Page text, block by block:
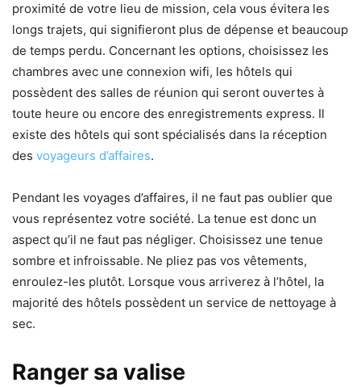
proximité de votre lieu de mission, cela vous évitera les
longs trajets, qui signifieront plus de dépense et beaucoup
de temps perdu. Concernant les options, choisissez les
chambres avec une connexion wifi, les hôtels qui
possèdent des salles de réunion qui seront ouvertes à
toute heure ou encore des enregistrements express. Il
existe des hôtels qui sont spécialisés dans la réception
des voyageurs d’affaires.
Pendant les voyages d’affaires, il ne faut pas oublier que
vous représentez votre société. La tenue est donc un
aspect qu’il ne faut pas négliger. Choisissez une tenue
sombre et infroissable. Ne pliez pas vos vêtements,
enroulez-les plutôt. Lorsque vous arriverez à l’hôtel, la
majorité des hôtels possèdent un service de nettoyage à
sec.
Ranger sa valise